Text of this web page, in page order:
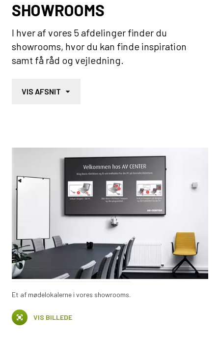
SHOWROOMS
I hver af vores 5 afdelinger finder du
showrooms, hvor du kan finde inspiration
samt få råd og vejledning.
VIS AFSNIT
Et af mødelokalerne i vores showrooms.
VIS BILLEDE